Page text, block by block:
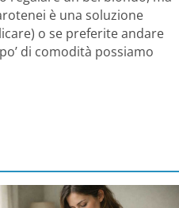
è una soluzione
o se preferite andare
di comodità possiamo